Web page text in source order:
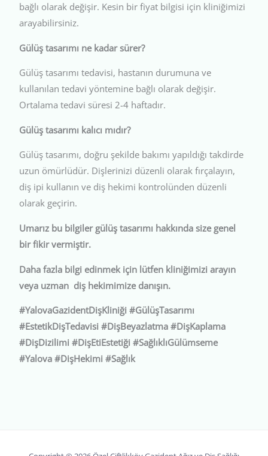
bağlı olarak değişir. Kesin bir fiyat bilgisi için kliniğimizi
arayabilirsiniz.
Gülüş tasarımı ne kadar sürer?
Gülüş tasarımı tedavisi, hastanın durumuna ve
kullanılan tedavi yöntemine bağlı olarak değişir.
Ortalama tedavi süresi 2-4 haftadır.
Gülüş tasarımı kalıcı mıdır?
Gülüş tasarımı, doğru şekilde bakımı yapıldığı takdirde
uzun ömürlüdür. Dişlerinizi düzenli olarak fırçalayın,
diş ipi kullanın ve diş hekimi kontrolünden düzenli
olarak geçirin.
Umarız bu bilgiler gülüş tasarımı hakkında size genel
bir fikir vermiştir.
Daha fazla bilgi edinmek için lütfen kliniğimizi arayın
veya uzman diş hekimimize danışın.
#YalovaGazidentDişKliniği #GülüşTasarımı
#EstetikDişTedavisi #DişBeyazlatma #DişKaplama
#DişDizilimi #DişEtiEstetiği #SağlıklıGülümseme
#Yalova #DişHekimi #Sağlık